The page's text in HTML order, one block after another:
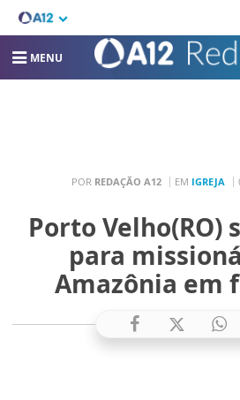
MENU
POR REDAÇÃO A12 EM IGREJA
Porto Velho(RO)
para
Amazônia em